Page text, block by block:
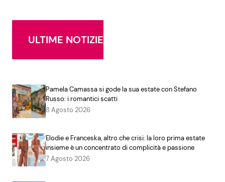
ULTIME NOTIZIE
Pamela Camassa si gode la sua estate con Stefano
Russo: i romantici scatti
8 Agosto 2026
Elodie e Franceska, altro che crisi: la loro prima estate
insieme è un concentrato di complicità e passione
7 Agosto 2026